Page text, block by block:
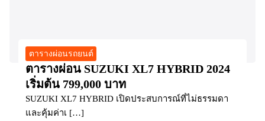
ตารางผ่อนรถยนต์
ตารางผ่อน SUZUKI XL7 HYBRID 2024
เริ่มต้น 799,000 บาท
SUZUKI XL7 HYBRID เปิดประสบการณ์ที่ไม่ธรรมดา
และคุ้มค่าเ […]